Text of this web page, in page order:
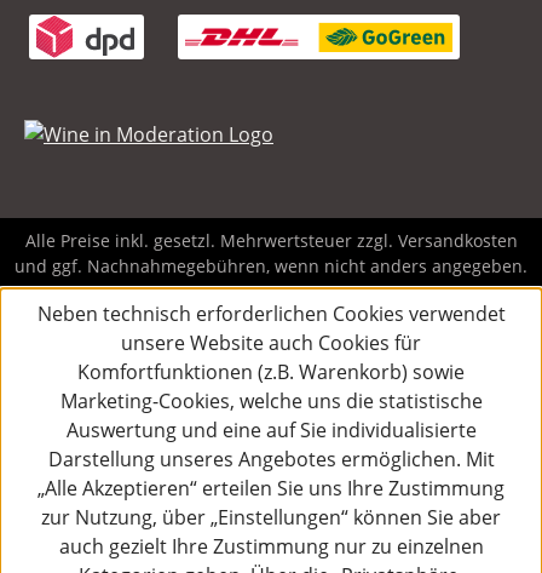
Alle Preise inkl. gesetzl. Mehrwertsteuer zzgl. Versandkosten
und ggf. Nachnahmegebühren, wenn nicht anders angegeben.
Neben technisch erforderlichen Cookies verwendet
unsere Website auch Cookies für
Komfortfunktionen (z.B. Warenkorb) sowie
Marketing-Cookies, welche uns die statistische
Auswertung und eine auf Sie individualisierte
Darstellung unseres Angebotes ermöglichen. Mit
„Alle Akzeptieren“ erteilen Sie uns Ihre Zustimmung
zur Nutzung, über „Einstellungen“ können Sie aber
auch gezielt Ihre Zustimmung nur zu einzelnen